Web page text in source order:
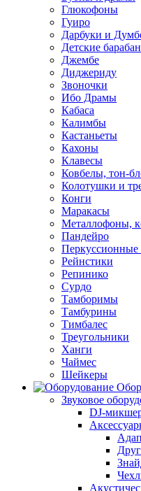
Глюкофоны
Гуиро
Дарбуки и
Детские
Джембе
Диджериду
Звоночки
Ибо Драмы
Кабаса
Калимбы
Кастаньеты
Кахоны
Клавесы
Ковбелы, тон-
Колотушки и
Конги
Маракасы
Металлофоны,
Пандейро
Перкуссионные
Рейнстики
Репинико
Сурдо
Тамборимы
Тамбурины
Тимбалес
Треугольники
Ханги
Чаймес
Шейкеры
Звуковое
DJ-